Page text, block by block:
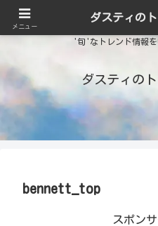
'旬'なトレンド情報を
ダスティの
bennett_top
スポン
メニュー
ダスティの